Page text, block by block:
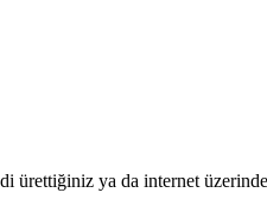
ya da internet